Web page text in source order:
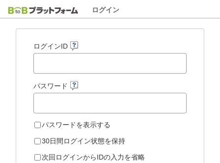
ログイン
ログインID
パスワード
パスワードを表示する
30日間ログイン状態を保持
次回ログインからIDの入力を省略